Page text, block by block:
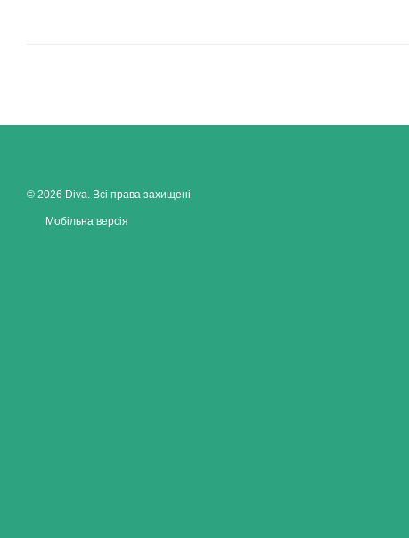
© 2026 Diva. Всі права захищені
Мобільна версія